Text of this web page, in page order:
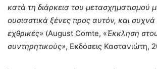
κατά τη διάρκεια του μετασχηματισμού
ουσιαστικά ξένες προς αυτόν, και συχνά
εχθρικές» (August Comte, «Έκκληση
συντηρητικούς», Εκδόσεις Καστανιώτη,